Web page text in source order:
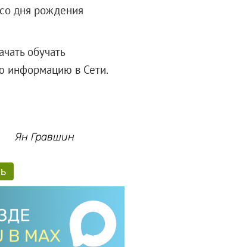
дня рождения
обучать
информацию в Сети.
Ян Гравшин